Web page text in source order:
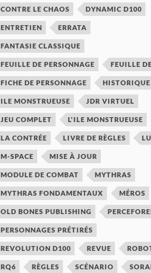
CONTRE LE CHAOS DYNAMIC D100
ENTRETIEN ERRATA
FANTASIE CLASSIQUE
FEUILLE DE PERSONNAGE FEUILLE
FICHE DE PERSONNAGE HISTORIQUE
ILE MONSTRUEUSE JDR VIRTUEL
JEU COMPLET L'ILE MONSTRUEUSE
LA CONTRÉE LIVRE DE RÈGLES
M-SPACE MISE À JOUR
MODULE DE COMBAT MYTHRAS
MYTHRAS FONDAMENTAUX MÉROS
OLD BONES PUBLISHING
PERSONNAGES PRÉTIRÉS
REVOLUTION D100 REVUE
RQ6 RÈGLES SCÉNARIO